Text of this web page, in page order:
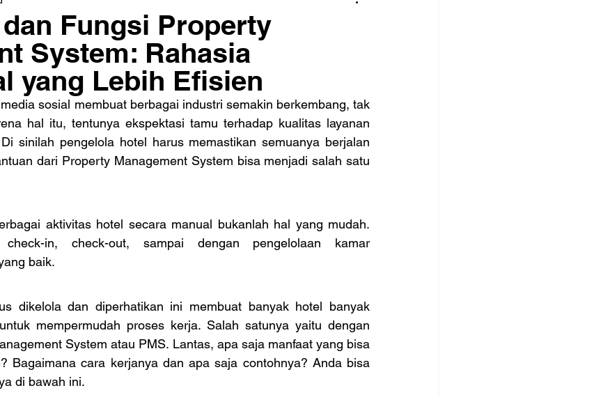
Fungsi Property
System: Rahasia
yang Lebih Efisien
sosial membuat berbagai industri semakin berkembang, tak
hal itu, tentunya ekspektasi tamu terhadap kualitas layanan
sinilah pengelola hotel harus memastikan semuanya berjalan
dari Property Management System bisa menjadi salah satu
aktivitas hotel secara manual bukanlah hal yang mudah.
in, check-out, sampai dengan pengelolaan kamar
baik.
dikelola dan diperhatikan ini membuat banyak hotel banyak
mempermudah proses kerja. Salah satunya yaitu dengan
System atau PMS. Lantas, apa saja manfaat yang bisa
Bagaimana cara kerjanya dan apa saja contohnya? Anda bisa
di bawah ini.